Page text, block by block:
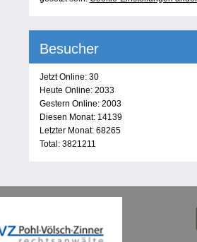
Besucher
Jetzt Online: 30
Heute Online: 2033
Gestern Online: 2003
Diesen Monat: 14139
Letzter Monat: 68265
Total: 3821211